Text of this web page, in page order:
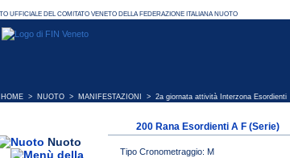
HOME > NUOTO > MANIFESTAZIONI > 2a giornata attività Interzona Esordienti
Nuoto
200 Rana Esordienti A F (Serie)
Tipo Cronometraggio: M